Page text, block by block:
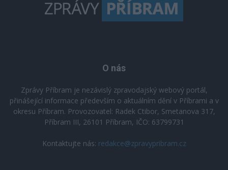
O nás
Zprávy Příbram je nezávislý zpravodajský webový portál,
přinášející informace především o aktuálním dění v Příbrami a v
okresu Příbram. Provozovatel: Radek Ctibor, Smetanova 317,
Příbram III, 26101 Příbram, IČO: 63799731
Kontaktujte nás: redakce@zpravypribram.cz